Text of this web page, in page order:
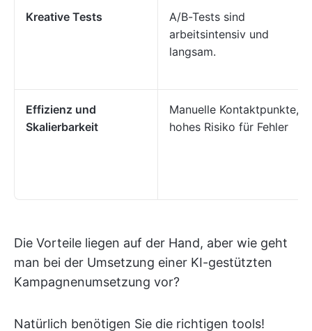
Kreative Tests
A/B-Tests sind
arbeitsintensiv und
langsam.
Effizienz und
Skalierbarkeit
Manuelle Kontaktpunkte,
hohes Risiko für Fehler
Die Vorteile liegen auf der Hand, aber wie geht
man bei der Umsetzung einer KI-gestützten
Kampagnenumsetzung vor?
Natürlich benötigen Sie die richtigen tools!